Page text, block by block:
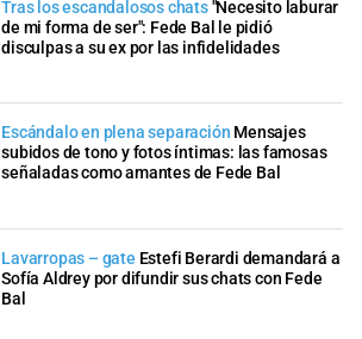
Tras los escandalosos chats"Necesito laburar
de mi forma de ser": Fede Bal le pidió
disculpas a su ex por las infidelidades
Escándalo en plena separación Mensajes
subidos de tono y fotos íntimas: las famosas
señaladas como amantes de Fede Bal
Lavarropas – gate Estefi Berardi demandará a
Sofía Aldrey por difundir sus chats con Fede
Bal